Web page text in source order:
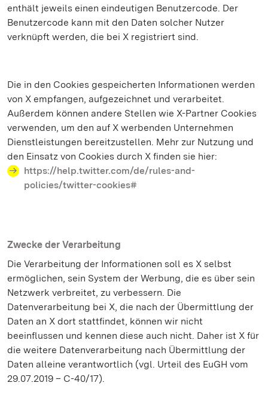
enthält jeweils einen eindeutigen Benutzercode. Der
Benutzercode kann mit den Daten solcher Nutzer
verknüpft werden, die bei X registriert sind.
Die in den Cookies gespeicherten Informationen werden
von X empfangen, aufgezeichnet und verarbeitet.
Außerdem können andere Stellen wie X-Partner Cookies
verwenden, um den auf X werbenden Unternehmen
Dienstleistungen bereitzustellen. Mehr zur Nutzung und
den Einsatz von Cookies durch X finden sie hier:
https://help.twitter.com/de/rules-and-
policies/twitter-cookies#
Zwecke der Verarbeitung
Die Verarbeitung der Informationen soll es X selbst
ermöglichen, sein System der Werbung, die es über sein
Netzwerk verbreitet, zu verbessern. Die
Datenverarbeitung bei X, die nach der Übermittlung der
Daten an X dort stattfindet, können wir nicht
beeinflussen und kennen diese auch nicht. Daher ist X für
die weitere Datenverarbeitung nach Übermittlung der
Daten alleine verantwortlich (vgl. Urteil des EuGH vom
29.07.2019 – C-40/17).